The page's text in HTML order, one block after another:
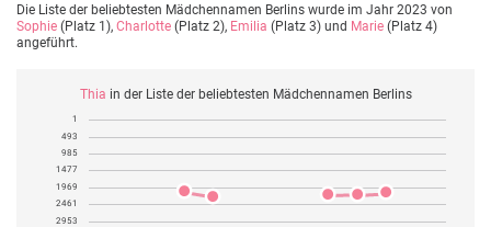
Die Liste der beliebtesten Mädchennamen Berlins wurde im Jahr 2023 von
Sophie (Platz 1), Charlotte (Platz 2), Emilia (Platz 3) und Marie (Platz 4)
angeführt.
Thia in der Liste der beliebtesten Mädchennamen Berlins
1
493
985
1477
1969
2461
2953